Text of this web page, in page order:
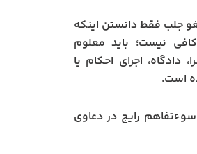
جلب فقط دانستن اینکه
نیست؛ باید معلوم
دادگاه، اجرای احکام یا
است.
رایج در دعاوی